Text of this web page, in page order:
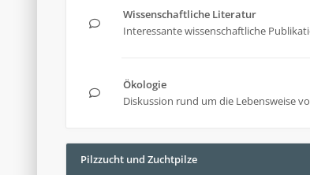
Wissenschaftliche Literatur
Interessante wissenschaftliche
Ökologie
Diskussion rund um die Lebensweise
Pilzzucht und Zuchtpilze